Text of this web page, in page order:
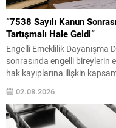
“7538 Sayılı Kanun
Tartışmalı Hale Geldi”
Engelli Emeklilik Dayanışma
sonrasında engelli bireylerin
hak kayıplarına ilişkin
Haziran 2026 tarihli “7538
Ortaya Çıkan Hak
Katılımcı Beyanları Raporu”
uygulamadaki etkileri anket...
02.08.2026